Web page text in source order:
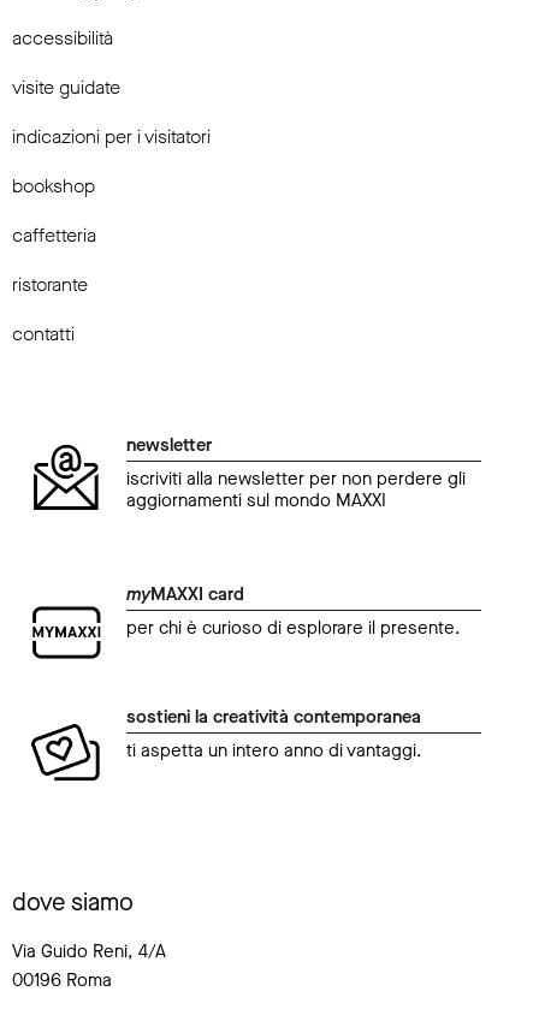
accessibilità
visite guidate
indicazioni per i visitatori
bookshop
caffetteria
ristorante
contatti
newsletter
iscriviti alla newsletter per non perdere gli
aggiornamenti sul mondo MAXXI
myMAXXI card
per chi è curioso di esplorare il presente.
sostieni la creatività contemporanea
ti aspetta un intero anno di vantaggi.
dove siamo
Via Guido Reni, 4/A
00196 Roma